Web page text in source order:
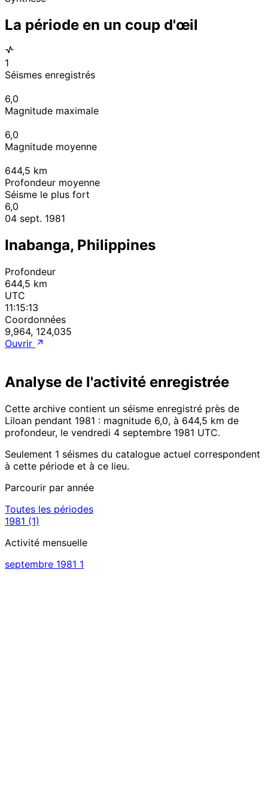
La période en un coup d'œil
1
Séismes enregistrés
6,0
Magnitude maximale
6,0
Magnitude moyenne
644,5 km
Profondeur moyenne
Séisme le plus fort
6,0
04 sept. 1981
Inabanga, Philippines
Profondeur
644,5 km
UTC
11:15:13
Coordonnées
9,964, 124,035
Ouvrir
Analyse de l'activité enregistrée
Cette archive contient un séisme enregistré près de
Liloan pendant 1981 : magnitude 6,0, à 644,5 km de
profondeur, le vendredi 4 septembre 1981 UTC.
Seulement 1 séismes du catalogue actuel correspondent
à cette période et à ce lieu.
Parcourir par année
Toutes les périodes
1981 (1)
Activité mensuelle
septembre 1981 1